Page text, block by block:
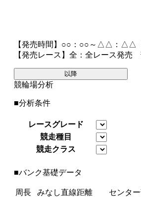
【発売時間】 ○○：○○～△△：△△
【発売レース】 全 ：全レース発売
以降
競輪場分析
■分析条件
レースグレード
競走種目
競走クラス
■バンク基礎データ
周長 みなし直線距離 センタ